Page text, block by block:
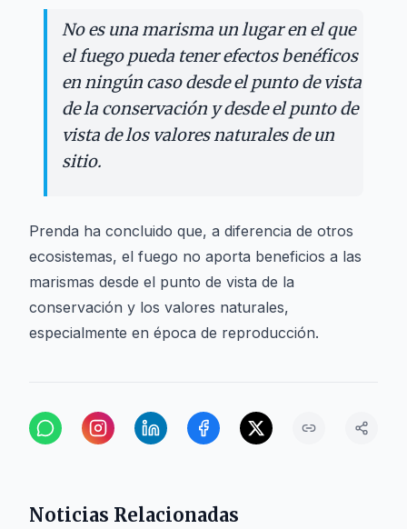
No es una marisma un lugar en el que
el fuego pueda tener efectos benéficos
en ningún caso desde el punto de vista
de la conservación y desde el punto de
vista de los valores naturales de un
sitio.
Prenda ha concluido que, a diferencia de otros
ecosistemas, el fuego no aporta beneficios a las
marismas desde el punto de vista de la
conservación y los valores naturales,
especialmente en época de reproducción.
Noticias Relacionadas